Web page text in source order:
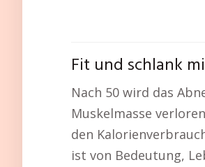
Fit und schlank
Nach 50 wird das
Muskelmasse
den
ist von Bedeutung,